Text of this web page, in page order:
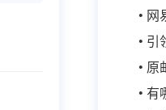
•
•
• 原
•